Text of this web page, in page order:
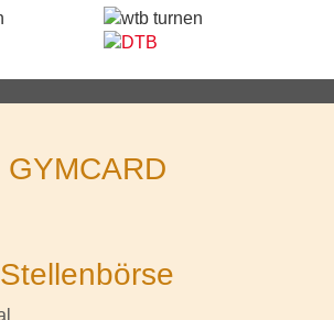
GYMCARD
Stellenbörse